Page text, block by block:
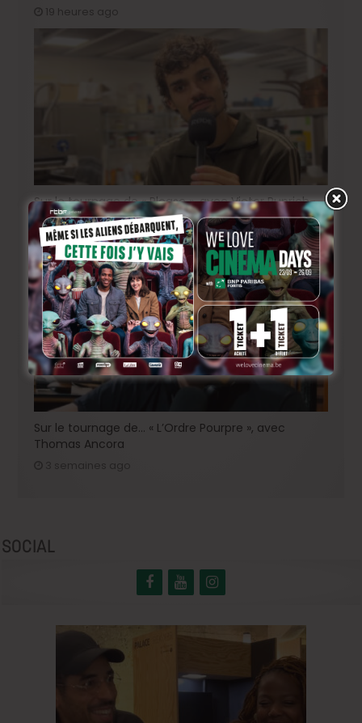
19 heures ago
Sur le tournage de « Please », avec Victor Ruprich-
Robert
2 semaines ago
Sur le tournage de… « L’Ordre Pourpre », avec
Thomas Ancora
SOCIAL